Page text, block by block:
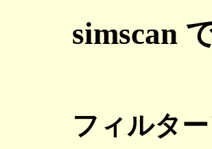
simscan
フィルタ